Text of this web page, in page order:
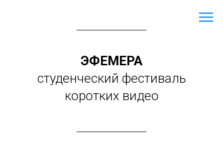
ЭФЕМЕРА
студенческий фестиваль
коротких видео